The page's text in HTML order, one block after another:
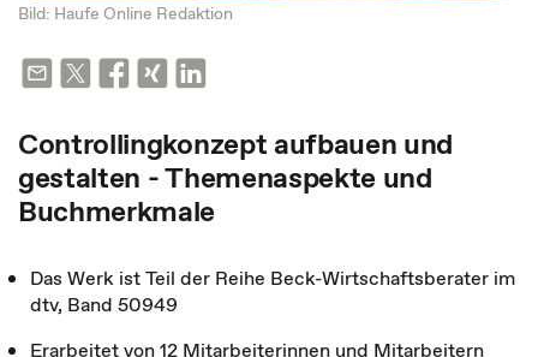
Bild: Haufe Online Redaktion
Controllingkonzept aufbauen und
gestalten - Themenaspekte und
Buchmerkmale
Das Werk ist Teil der Reihe Beck-Wirtschaftsberater im
dtv, Band 50949
Erarbeitet von 12 Mitarbeiterinnen und Mitarbeitern